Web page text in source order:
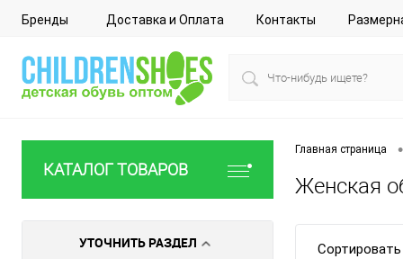
Бренды Доставка и Оплата Контакты
КАТАЛОГ ТОВАРОВ
УТОЧНИТЬ РАЗДЕЛ
Главная страница •
Женская
Сортировать